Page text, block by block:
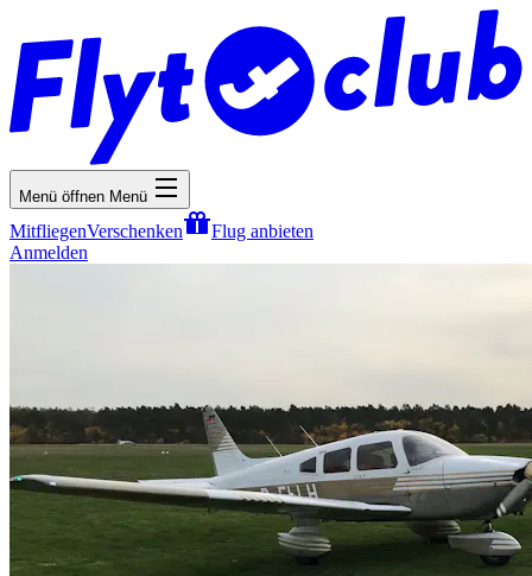
Menü öffnen Menü
MitfliegenVerschenken
Flug anbieten
Anmelden